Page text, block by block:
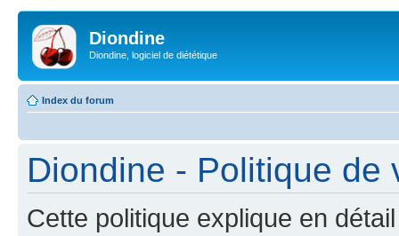
Diondine
Diondine, logiciel de diététique
Index du forum
Diondine - Politique de
Cette politique explique en